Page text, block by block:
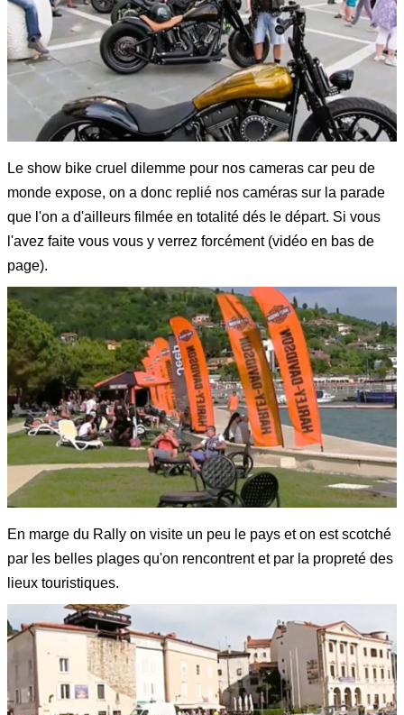
Le show bike cruel dilemme pour nos cameras car peu de
monde expose, on a donc replié nos caméras sur la parade
que l'on a d'ailleurs filmée en totalité dés le départ. Si vous
l'avez faite vous vous y verrez forcément (vidéo en bas de
page).
En marge du Rally on visite un peu le pays et on est scotché
par les belles plages qu'on rencontrent et par la propreté des
lieux touristiques.